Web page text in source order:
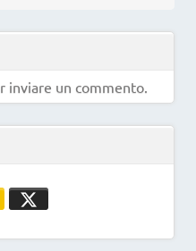
inviare un commento.